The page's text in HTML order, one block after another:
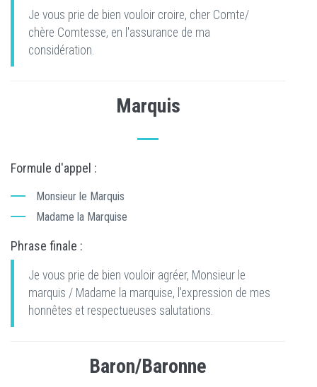
Je vous prie de bien vouloir croire, cher Comte/
chère Comtesse, en l'assurance de ma
considération.
Marquis
Formule d'appel :
Monsieur le Marquis
Madame la Marquise
Phrase finale :
Je vous prie de bien vouloir agréer, Monsieur le
marquis / Madame la marquise, l'expression de mes
honnêtes et respectueuses salutations.
Baron/Baronne